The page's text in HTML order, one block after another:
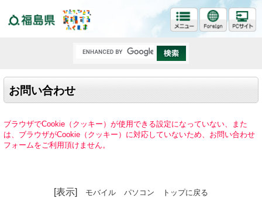
お問い合わせ
ブラウザでCookie（クッキー）が使用できる設定になっていない、また
は、ブラウザがCookie（クッキー）に対応していないため、お問い合わせ
フォームをご利用頂けません。
[表示] モバイル パソコン トップに戻る